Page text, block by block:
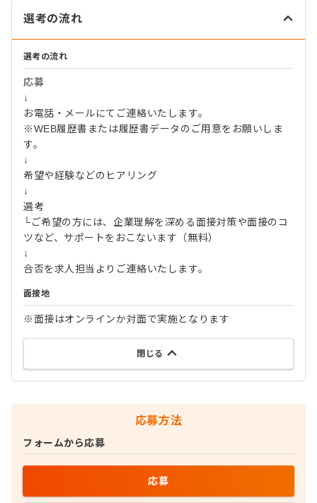
選考の流れ
選考の流れ
応募
↓
お電話・メールにてご連絡いたします。
※WEB履歴書または履歴書データのご用意をお願いしま
す。
↓
希望や経験などのヒアリング
↓
選考
└ご希望の方には、企業理解を深める面接対策や面接のコ
ツなど、サポートをおこないます（無料）
↓
合否を求人担当よりご連絡いたします。
面接地
※面接はオンラインか対面で実施となります
閉じる
応募方法
フォームから応募
応募